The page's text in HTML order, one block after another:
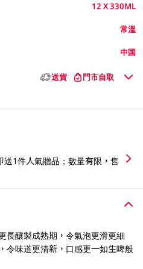
12 X 330ML
常溫
中國
送貨 門市自取
1件人氣贈品；數量有限，售
長釀製成熟期，令氣泡更滑更細
令味道更清新，口感更一如生啤般